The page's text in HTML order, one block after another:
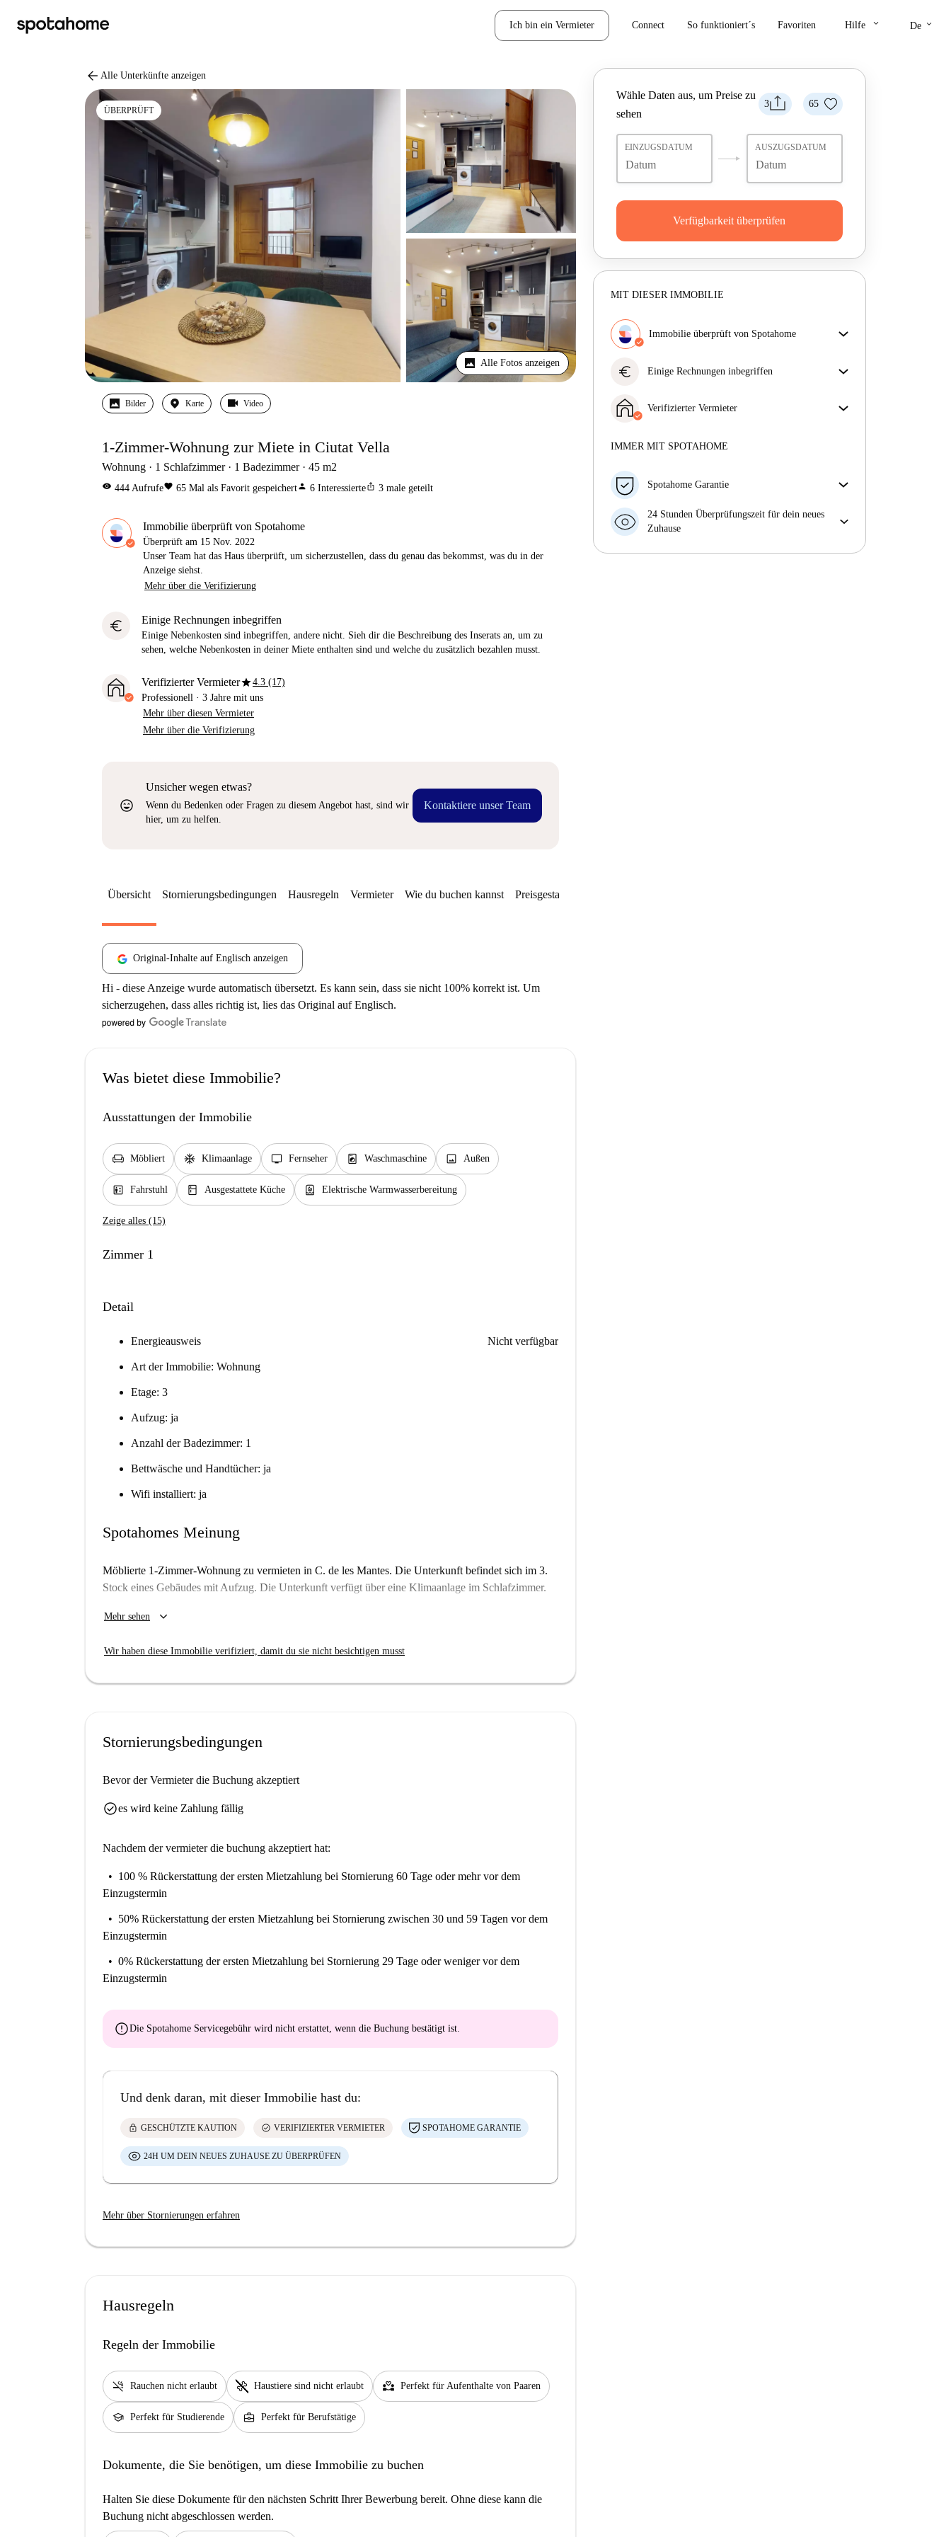
Ich bin ein Vermieter Connect So funktioniert´s Favoriten Hilfe keyboard_arrow_down De keyboard_arrow_down
arrow_back Alle Unterkünfte anzeigen
ÜBERPRÜFT
Alle Fotos anzeigen
Bilder Karte Video
1-Zimmer-Wohnung zur Miete in Ciutat Vella
Wohnung 1 Schlafzimmer 1 Badezimmer 45 m2
visibility 444 Aufrufefavorite 65 Mal als Favorit gespeichertperson 6 Interessierteios_share 3 male geteilt
Immobilie überprüft von Spotahome
Überprüft am 15 Nov. 2022
Unser Team hat das Haus überprüft, um sicherzustellen, dass du genau das bekommst, was du in der
Anzeige siehst.
Mehr über die Verifizierung
euro Einige Rechnungen inbegriffen
Einige Nebenkosten sind inbegriffen, andere nicht. Sieh dir die Beschreibung des Inserats an, um zu
sehen, welche Nebenkosten in deiner Miete enthalten sind und welche du zusätzlich bezahlen musst.
Verifizierter Vermieterstar4.3 (17)
Professionell · 3 Jahre mit uns
Mehr über diesen Vermieter
Mehr über die Verifizierung
sentiment_very_satisfied
Unsicher wegen etwas?
Wenn du Bedenken oder Fragen zu diesem Angebot hast, sind wir
hier, um zu helfen.
Kontaktiere unser Team
3 65
Wähle Daten aus, um Preise zu
sehen
EINZUGSDATUM AUSZUGSDATUM
Verfügbarkeit überprüfen
MIT DIESER IMMOBILIE
Immobilie überprüft von Spotahome
sicherzustellen, dass du genau das bekommst, was du
Mehr über die Verifizierung
euro Einige Rechnungen inbegriffen
Sieh dir die Beschreibung des Inserats an, um zu
sehen, welche Nebenkosten in deiner Miete enthalten
Verifizierter Vermieter
Mehr über diesen Vermieter
IMMER MIT SPOTAHOME
Spotahome Garantie
Falls der Vermieter deine Buchung kurzfristig
storniert, werden wir dir entweder A) ein Hotel
finden oder B) den gezahlten Betrag vollständig
24 Stunden Überprüfungszeit für dein neues
Zuhause
Übersicht Stornierungsbedingungen Hausregeln Vermieter Wie du buchen kannst Preisgestaltung
Original-Inhalte auf Englisch anzeigen
Hi - diese Anzeige wurde automatisch übersetzt. Es kann sein, dass sie nicht 100% korrekt ist. Um
sicherzugehen, dass alles richtig ist, lies das Original auf Englisch.
Was bietet diese Immobilie?
Ausstattungen der Immobilie
chair Möbliert ac_unit Klimaanlage tv Fernseher local_laundry_service Waschmaschine image Außen
elevator Fahrstuhl kitchen Ausgestattete Küche water_heater Elektrische Warmwasserbereitung
Zeige alles (15)
Zimmer 1
Detail
Energieausweis Nicht verfügbar
Art der Immobilie: Wohnung
Etage: 3
Aufzug: ja
Anzahl der Badezimmer: 1
Bettwäsche und Handtücher: ja
Wifi installiert: ja
Spotahomes Meinung
Möblierte 1-Zimmer-Wohnung zu vermieten in C. de les Mantes. Die Unterkunft befindet sich im 3.
Stock eines Gebäudes mit Aufzug. Die Unterkunft verfügt über eine Klimaanlage im Schlafzimmer.
Wichtig:
Einheiten im Gebäude gibt. Was Sie oben sehen, kann sich also geringfügig von dem
Mehr sehen keyboard_arrow_down
Wir haben diese Immobilie verifiziert, damit du sie nicht besichtigen musst
Stornierungsbedingungen
Bevor der Vermieter die Buchung akzeptiert
check_circlees wird keine Zahlung fällig
Nachdem der vermieter die buchung akzeptiert hat:
100 % Rückerstattung der ersten Mietzahlung bei Stornierung 60 Tage oder mehr vor dem
Einzugstermin
50% Rückerstattung der ersten Mietzahlung bei Stornierung zwischen 30 und 59 Tagen vor dem
Einzugstermin
0% Rückerstattung der ersten Mietzahlung bei Stornierung 29 Tage oder weniger vor dem
Einzugstermin
errorDie Spotahome Servicegebühr wird nicht erstattet, wenn die Buchung bestätigt ist.
Und denk daran, mit dieser Immobilie hast du:
lock GESCHÜTZTE KAUTION check_circle VERIFIZIERTER VERMIETER SPOTAHOME GARANTIE
24H UM DEIN NEUES ZUHAUSE ZU ÜBERPRÜFEN
Mehr über Stornierungen erfahren
Hausregeln
Regeln der Immobilie
smoke_free Rauchen nicht erlaubt pet_supplies Haustiere sind nicht erlaubt partner_heart Perfekt für Aufenthalte von Paaren
school Perfekt für Studierende business_center Perfekt für Berufstätige
Dokumente, die Sie benötigen, um diese Immobilie zu buchen
Halten Sie diese Dokumente für den nächsten Schritt Ihrer Bewerbung bereit. Ohne diese kann die
Buchung nicht abgeschlossen werden.